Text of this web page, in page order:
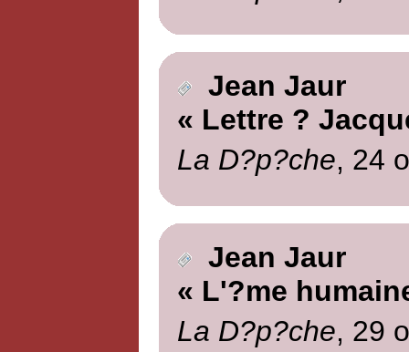
Jean Jaur
« Lettre ?
La D?p?che, 24
Jean Jaur
« L'?me
La D?p?che, 29